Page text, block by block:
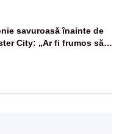
savuroasă înainte de
City: „Ar fi frumos să
de la noi”